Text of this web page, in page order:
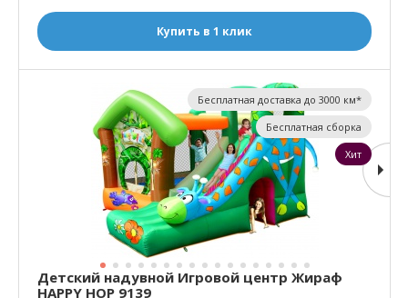
Купить в 1 клик
Детский надувной Игровой центр Жираф
HAPPY HOP 9139
Бесплатная доставка до 3000 км*
Бесплатная сборка
Хит